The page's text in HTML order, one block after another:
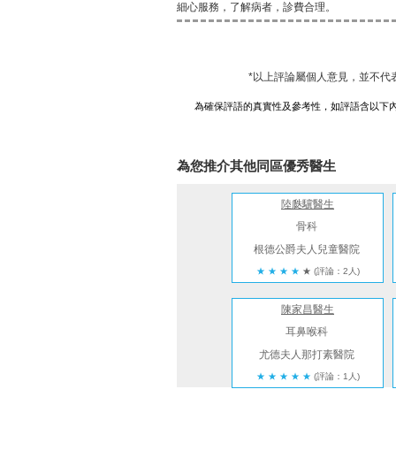
細心服務，了解病者，診費合理。
*以上評論屬個人意見，並不代
為確保評語的真實性及參考性，如評語含以下
為您推介其他同區優秀醫生
陸瓞驥醫生
骨科
根德公爵夫人兒童醫院
★ ★ ★ ★ ★ (評論：2人)
陳家昌醫生
耳鼻喉科
尤德夫人那打素醫院
★ ★ ★ ★ ★ (評論：1人)